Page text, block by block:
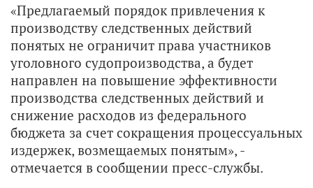
«Предлагаемый порядок привлечения к
производству следственных действий
понятых не ограничит права участников
уголовного судопроизводства, а будет
направлен на повышение эффективности
производства следственных действий и
снижение расходов из федерального
бюджета за счет сокращения процессуальных
издержек, возмещаемых понятым», -
отмечается в сообщении пресс-службы.